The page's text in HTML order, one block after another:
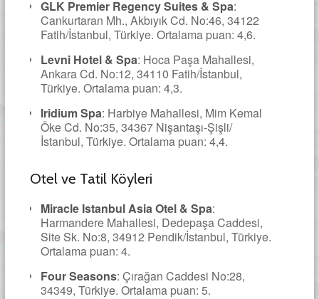
GLK Premier Regency Suites & Spa:
Cankurtaran Mh., Akbıyık Cd. No:46, 34122
Fatih/İstanbul, Türkiye. Ortalama puan: 4,6.
Levni Hotel & Spa: Hoca Paşa Mahallesi,
Ankara Cd. No:12, 34110 Fatih/İstanbul,
Türkiye. Ortalama puan: 4,3.
Iridium Spa: Harbiye Mahallesi, Mim Kemal
Öke Cd. No:35, 34367 Nişantaşı-Şişli/
İstanbul, Türkiye. Ortalama puan: 4,4.
Otel ve Tatil Köyleri
Miracle Istanbul Asia Otel & Spa:
Harmandere Mahallesi, Dedepaşa Caddesi,
Site Sk. No:8, 34912 Pendik/İstanbul, Türkiye.
Ortalama puan: 4.
Four Seasons: Çırağan Caddesi No:28,
34349, Türkiye. Ortalama puan: 5.